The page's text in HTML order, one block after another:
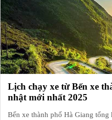
Lịch chạy xe từ Bến xe
nhật mới nhất 2025
Bến xe thành phố Hà Giang